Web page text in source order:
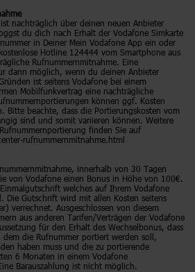
nachträglich über deinen neuen Anbieter
du dich nach Erhalt der Vodafone Simkarte
in Deiner Mein Vodafone App ein oder
Hotline 124444 vom Smartphone aus
Rufnummernmitnahme. Eine
dann möglich, wenn du deinen Anbieter
ist seitens Vodafone bei einem
Mobilfunkvertrag eine nachträgliche
können ggf. Kosten
Bitte beachte, dass die Portierungskosten vom
sind und somit variieren können. Weitere
finden Sie auf
rufnummernmitnahme.html
innerhalb von 30 Tagen
von Vodafone einen Bonus in Höhe von 100€.
welches auf Ihrem Vodafone
Die Gutschrift wird mit allen Kosten seitens
verrechnet. Ausgeschlossen von diesem
aus anderen Tarifen/Verträgen der Vodafone
für den Erhalt des Wechselbonus, dass
die Rufnummer portiert werden soll,
haben muss und die zu portierende
6 Monaten in einem Vodafone
Barauszahlung ist nicht möglich.